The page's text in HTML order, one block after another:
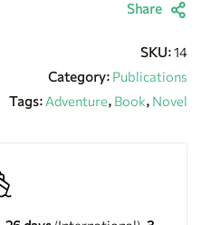
Share
SKU:14
Category:Publications
Tags:Adventure,Book,Novel